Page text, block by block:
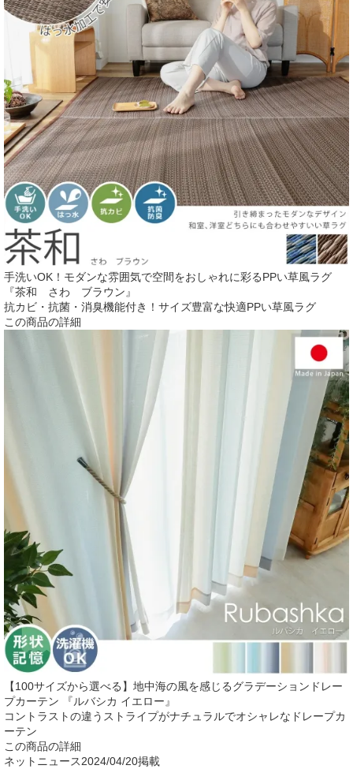
手洗いOK！モダンな雰囲気で空間をおしゃれに彩るPPい草風ラグ
『茶和 さわ ブラウン』
抗カビ・抗菌・消臭機能付き！サイズ豊富な快適PPい草風ラグ
この商品の詳細
【100サイズから選べる】地中海の風を感じるグラデーションドレー
プカーテン 『ルバシカ イエロー』
コントラストの違うストライプがナチュラルでオシャレなドレープカ
ーテン
この商品の詳細
ネットニュース2024/04/20掲載